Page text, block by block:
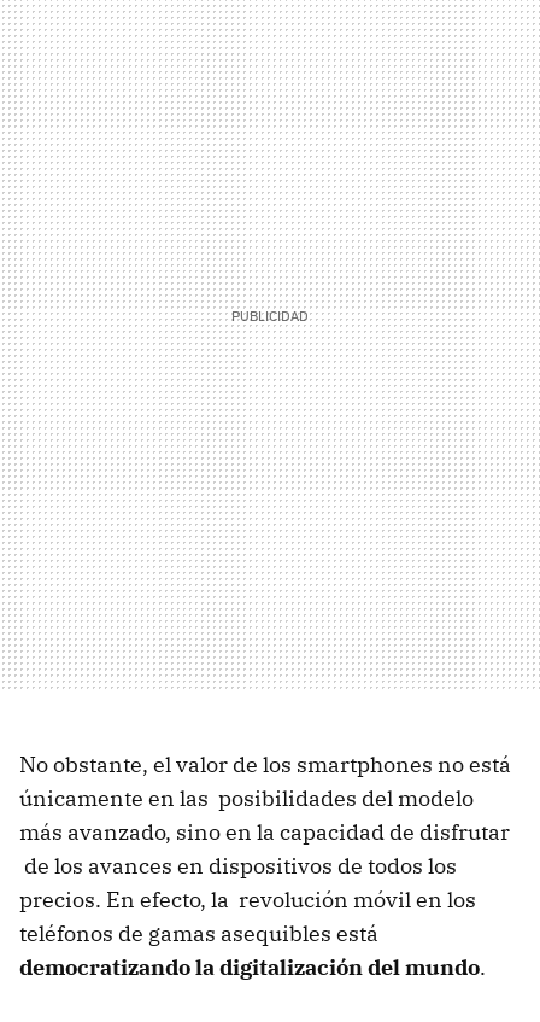
No obstante, el valor de los smartphones no está
únicamente en las posibilidades del modelo
más avanzado, sino en la capacidad de disfrutar
de los avances en dispositivos de todos los
precios. En efecto, la revolución móvil en los
teléfonos de gamas asequibles está
democratizando la digitalización del mundo.